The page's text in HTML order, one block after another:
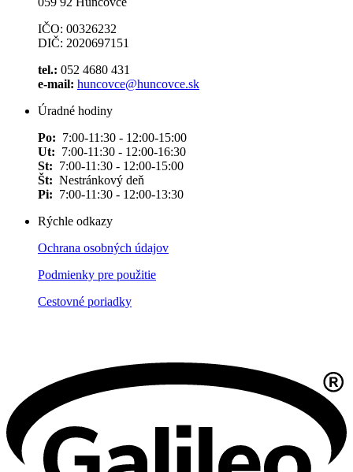
IČO: 00326232
DIČ: 2020697151
tel.: 052 4680 431
e-mail: huncovce@huncovce.sk
Úradné hodiny
Po: 7:00-11:30 - 12:00-15:00
Ut: 7:00-11:30 - 12:00-16:30
St: 7:00-11:30 - 12:00-15:00
Št: Nestránkový deň
Pi: 7:00-11:30 - 12:00-13:30
Rýchle odkazy
Ochrana osobných údajov
Podmienky pre použitie
Cestovné poriadky